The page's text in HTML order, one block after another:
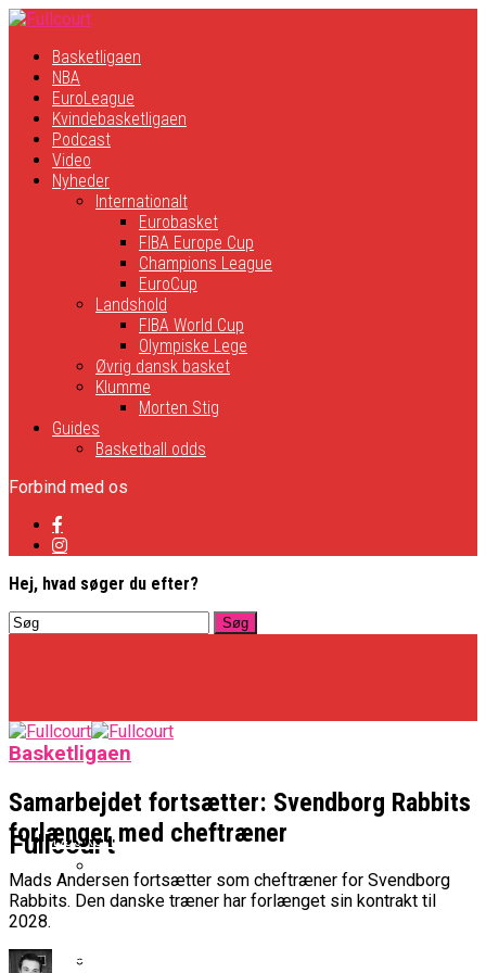
Basketligaen
NBA
EuroLeague
Kvindebasketligaen
Podcast
Video
Nyheder
Internationalt
Eurobasket
FIBA Europe Cup
Champions League
EuroCup
Landshold
FIBA World Cup
Olympiske Lege
Øvrig dansk basket
Klumme
Morten Stig
Guides
Basketball odds
Forbind med os
Hej, hvad søger du efter?
Fullcourt
Basketligaen
Officielt: Vejen Gafler Dansker Hos Rabbits
NBA
Basketligaen
Samarbejdet fortsætter: Svendborg Rabbits
forlænger med cheftræner
Mads Andersen fortsætter som cheftræner for Svendborg
Rabbits. Den danske træner har forlænget sin kontrakt til
2028.